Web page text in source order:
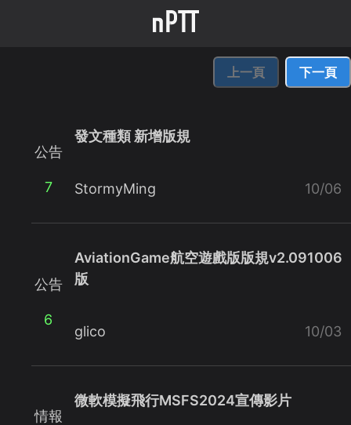
上一頁 下一頁
公告
7
發文種類 新增版規
StormyMing 10/06
公告
6
AviationGame航空遊戲版版規v2.091006
版
glico 10/03
情報
微軟模擬飛行MSFS2024宣傳影片